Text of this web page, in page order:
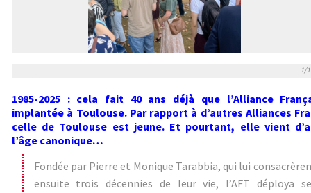
1/1
1985-2025 : cela fait 40 ans déjà que l’Alliance
implantée à Toulouse. Par rapport à d’autres Alliances
celle de Toulouse est jeune. Et pourtant, elle vient
l’âge canonique…
Fondée par Pierre et Monique Tarabbia, qui lui
ensuite trois décennies de leur vie, l’AFT déploya